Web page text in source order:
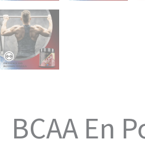
BCAA En